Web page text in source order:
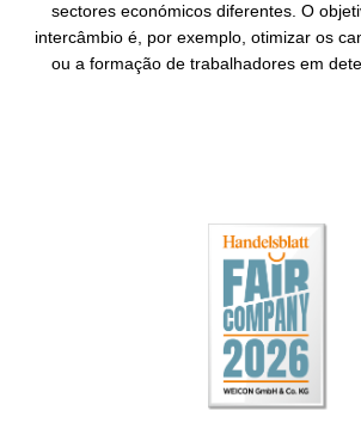
sectores económicos diferentes. O
intercâmbio é, por exemplo, otimizar os
ou a formação de trabalhadores em